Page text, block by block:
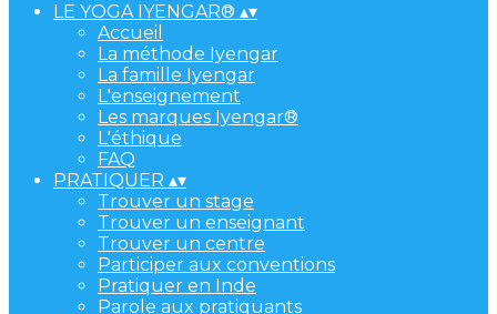
LE YOGA IYENGAR® ▴▾
Accueil
La méthode Iyengar
La famille Iyengar
L'enseignement
Les marques Iyengar®
L'éthique
FAQ
PRATIQUER ▴▾
Trouver un stage
Trouver un enseignant
Trouver un centre
Participer aux conventions
Pratiquer en Inde
Parole aux pratiquants